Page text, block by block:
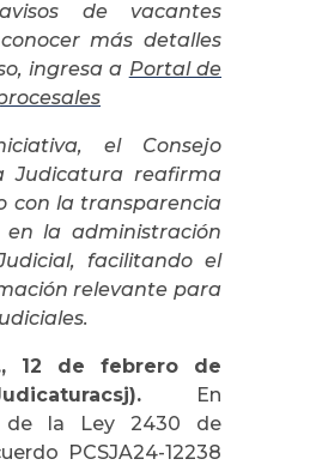
avisos de vacantes
más detalles
ingresa a Portal de
el Consejo
Judicatura reafirma
con la transparencia
la administración
facilitando el
relevante para
12 de febrero de
En
de la Ley 2430 de
PCSJA24-12238